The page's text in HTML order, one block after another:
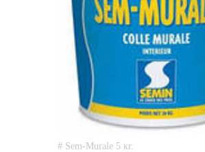
# Sem-Murale 5 кг.